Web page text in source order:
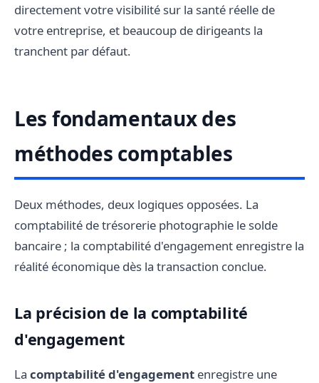
directement votre visibilité sur la santé réelle de
votre entreprise, et beaucoup de dirigeants la
tranchent par défaut.
Les fondamentaux des
méthodes comptables
Deux méthodes, deux logiques opposées. La
comptabilité de trésorerie photographie le solde
bancaire ; la comptabilité d'engagement enregistre la
réalité économique dès la transaction conclue.
La précision de la comptabilité
d'engagement
La comptabilité d'engagement enregistre une